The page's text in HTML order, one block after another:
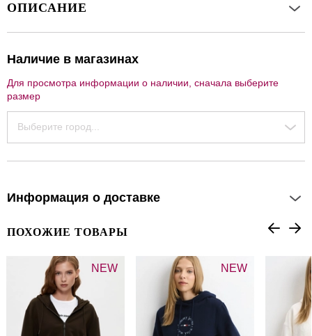
ОПИСАНИЕ
Наличие в магазинах
Для просмотра информации о наличии, сначала выберите
размер
Выберите город...
Информация о доставке
ПОХОЖИЕ ТОВАРЫ
NEW NEW